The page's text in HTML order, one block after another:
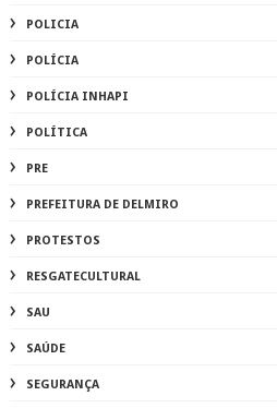
POLICIA
POLÍCIA
POLÍCIA INHAPI
POLÍTICA
PRE
PREFEITURA DE DELMIRO
PROTESTOS
RESGATECULTURAL
SAU
SAÚDE
SEGURANÇA